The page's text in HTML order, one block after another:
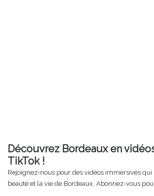
Découvrez Bordeaux en
TikTok !
Rejoignez-nous pour des vidéos immersives
beauté et la vie de Bordeaux. Abonnez-vous